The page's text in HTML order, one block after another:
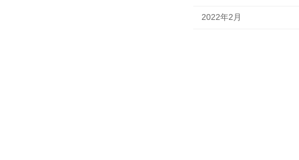
2022年2月